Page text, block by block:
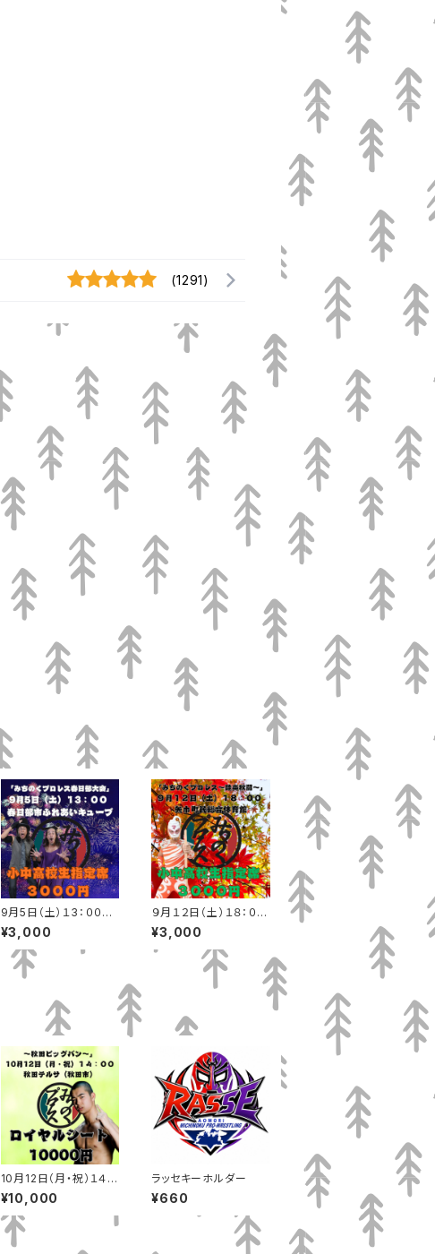
(1291)
9月5日（土）１3：００
埼玉・春日部市ふれあ
いキューブ 小中高校生
指定席
¥3,000
９月１２日（土）１８：０
０ 矢巾町民総合体育
館 小中高校生指定席
¥3,000
10月12日（月・祝）１４：
００ 秋田テルサ（秋田
市）ロイヤルシート
¥10,000
ラッセキーホルダー
¥660